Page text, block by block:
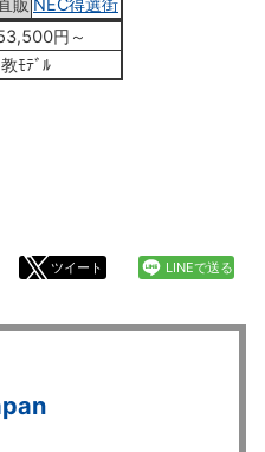
販 NEC得選街
円～
ﾓﾃﾞﾙ
ツイート LINEで送る